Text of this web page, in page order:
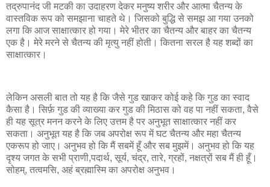
तद्रुपानंद जी मटकी का उदाहरण देकर मनुष्य शरीर और आत्मा चैतन्य के
वास्तविक रूप को समझाना चाहते थे। जिसको बुद्धि से समझ आ गया उनको
लगा कि आज साक्षात्कार हो गया। मेरे भीतर का चैतन्य और बाहर का चैतन्य
एक है। मेरे मरने से चैतन्य की मृत्यु नहीं होती। कितना सरल है यह शब्दों का
साक्षात्कार।
लेकिन असली बात तो यह है कि जैसे गुड खाकर कोई कहे कि गुड का स्वाद
कैसा है। सिर्फ़ गुड की व्याख्या कर गुड की मिठास को वह पा नहीं सकता, वैसे
ही यह सूत्र मनन करने के लिए उत्तम है पर अनुभूत साक्षात्कार नहीं कर
सकता। अनुभूत यह है कि जब अपरोक्ष रूप में घट चैतन्य और महा चैतन्य
एकरूप हो जाए। अनुभव हो कि मैं सबमें हूँ और सब मुझमें। अनुभव हो कि यह
दृश्य जगत के सभी प्राणी,पदार्थ, सूर्य, चंद्र, तारे, ग्रहों, नक्षत्रों सब मैं ही हूँ।
सोहम्, तत्वमसि, अहं ब्रह्मास्मि का अपरोक्ष अनुभव।